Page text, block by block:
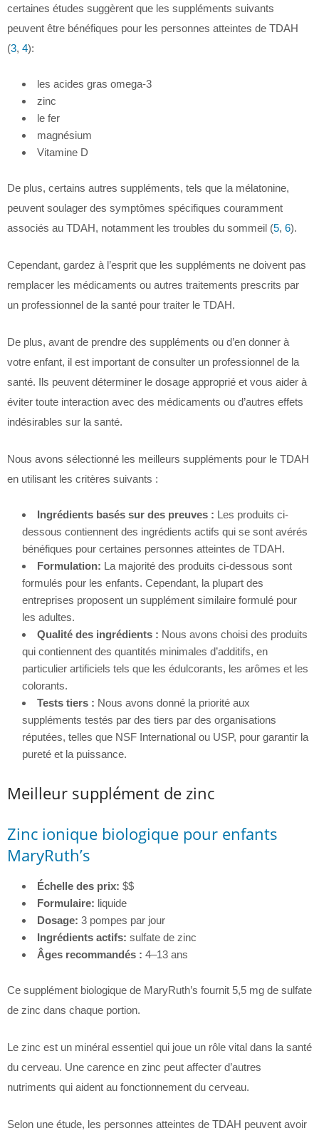
certaines études suggèrent que les suppléments suivants
peuvent être bénéfiques pour les personnes atteintes de TDAH
(3, 4):
les acides gras omega-3
zinc
le fer
magnésium
Vitamine D
De plus, certains autres suppléments, tels que la mélatonine,
peuvent soulager des symptômes spécifiques couramment
associés au TDAH, notamment les troubles du sommeil (5, 6).
Cependant, gardez à l’esprit que les suppléments ne doivent pas
remplacer les médicaments ou autres traitements prescrits par
un professionnel de la santé pour traiter le TDAH.
De plus, avant de prendre des suppléments ou d’en donner à
votre enfant, il est important de consulter un professionnel de la
santé. Ils peuvent déterminer le dosage approprié et vous aider à
éviter toute interaction avec des médicaments ou d’autres effets
indésirables sur la santé.
Nous avons sélectionné les meilleurs suppléments pour le TDAH
en utilisant les critères suivants :
Ingrédients basés sur des preuves : Les produits ci-
dessous contiennent des ingrédients actifs qui se sont avérés
bénéfiques pour certaines personnes atteintes de TDAH.
Formulation: La majorité des produits ci-dessous sont
formulés pour les enfants. Cependant, la plupart des
entreprises proposent un supplément similaire formulé pour
les adultes.
Qualité des ingrédients : Nous avons choisi des produits
qui contiennent des quantités minimales d’additifs, en
particulier artificiels tels que les édulcorants, les arômes et les
colorants.
Tests tiers : Nous avons donné la priorité aux
suppléments testés par des tiers par des organisations
réputées, telles que NSF International ou USP, pour garantir la
pureté et la puissance.
Meilleur supplément de zinc
Zinc ionique biologique pour enfants
MaryRuth’s
Échelle des prix: $$
Formulaire: liquide
Dosage: 3 pompes par jour
Ingrédients actifs: sulfate de zinc
Âges recommandés : 4–13 ans
Ce supplément biologique de MaryRuth’s fournit 5,5 mg de sulfate
de zinc dans chaque portion.
Le zinc est un minéral essentiel qui joue un rôle vital dans la santé
du cerveau. Une carence en zinc peut affecter d’autres
nutriments qui aident au fonctionnement du cerveau.
Selon une étude, les personnes atteintes de TDAH peuvent avoir